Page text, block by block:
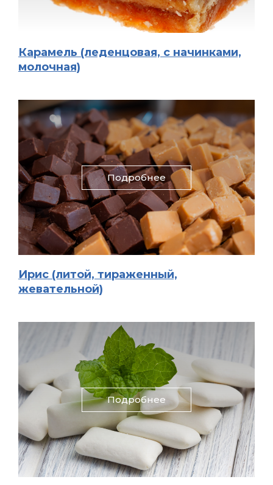
Карамель (леденцовая, с начинками,
молочная)
Подробнее
Ирис (литой, тираженный,
жевательной)
Подробнее